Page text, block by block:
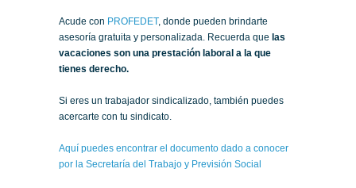
Acude con PROFEDET, donde pueden brindarte
asesoría gratuita y personalizada. Recuerda que las
vacaciones son una prestación laboral a la que
tienes derecho.
Si eres un trabajador sindicalizado, también puedes
acercarte con tu sindicato.
Aquí puedes encontrar el documento dado a conocer
por la Secretaría del Trabajo y Previsión Social